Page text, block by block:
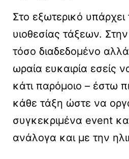
Στο εξωτερικό
υιοθεσίας τάξεων.
τόσο διαδεδομένο
ωραία ευκαιρία εσείς
κάτι παρόμοιο – έστω
κάθε τάξη ώστε να
συγκεκριμένα event
ανάλογα και με την